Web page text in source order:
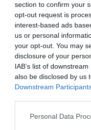
section to confirm your
opt-out request is
interest-based ads
us or personal
your opt-out. You may
disclosure of your
IAB’s list of
also be disclosed by us
Downstream
Personal Data
Deluxe Room di 19 mq
caratterizzate da pavimenti
con doccia idromassaggio,
Junior Suite di 23 mq
baldacchino, soffitti con
cotto, bagno con finestra,
Camere disponibili:
Matrimoniale Deluxe,
Servizi Inclusi